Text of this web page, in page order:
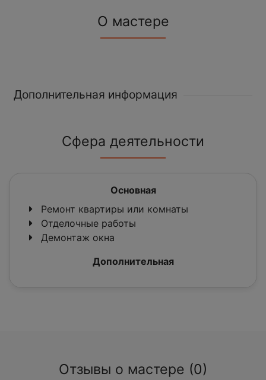
О мастере
Дополнительная информация
Сфера деятельности
Основная
Ремонт квартиры или комнаты
Отделочные работы
Демонтаж окна
Дополнительная
Отзывы о мастере (0)